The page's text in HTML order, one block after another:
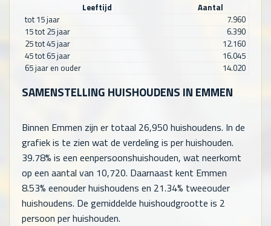
Leeftijd
Aantal
tot 15 jaar
7.960
15 tot 25 jaar
6.390
25 tot 45 jaar
12.160
45 tot 65 jaar
16.045
65 jaar en ouder
14.020
SAMENSTELLING HUISHOUDENS IN EMMEN
Binnen Emmen zijn er totaal 26,950 huishoudens. In de
grafiek is te zien wat de verdeling is per huishouden.
39.78% is een eenpersoonshuishouden, wat neerkomt
op een aantal van 10,720. Daarnaast kent Emmen
8.53% eenouder huishoudens en 21.34% tweeouder
huishoudens. De gemiddelde huishoudgrootte is 2
persoon per huishouden.